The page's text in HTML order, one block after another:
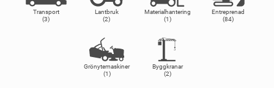
Transport
(3)
Lantbruk
(2)
Materialhantering
(1)
Entreprenad
(84)
Grönytemaskiner
(1)
Byggkranar
(2)